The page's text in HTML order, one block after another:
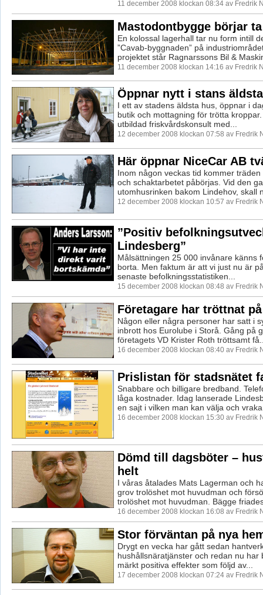
11 december 2008 klockan 08:34 av Fredrik
Mastodontbygge börjar
En kolossal lagerhall tar nu form intill
”Cavab-byggnaden” på
projektet står Ragnarssons Bil &
11 december 2008 klockan 14:16 av Fredrik
Öppnar nytt i stans äldsta
I ett av stadens äldsta hus, öppnar i
butik och mottagning för trötta
utbildad friskvårdskonsult med...
12 december 2008 klockan 07:58 av Fredrik
Här öppnar NiceCar AB
Inom någon veckas tid kommer
och schaktarbetet påbörjas. Vid den
utomhusrinken bakom Lindehov, skall
12 december 2008 klockan 10:57 av Fredrik
”Positiv
Lindesberg”
Målsättningen 25 000 invånare känns
borta. Men faktum är att vi just nu är
senaste befolkningsstatistiken...
15 december 2008 klockan 08:48 av Fredrik
Företagare har tröttnat
Någon eller några personer har satt i
inbrott hos Eurolube i Storå. Gång på
företagets VD Krister Roth tröttsamt
16 december 2008 klockan 08:40 av Fredrik
Prislistan för stadsnätet
Snabbare och billigare bredband.
låga kostnader. Idag lanserade
en sajt i vilken man kan välja och
16 december 2008 klockan 15:30 av Fredrik
Dömd till dagsböter –
helt
I våras åtalades Mats Lagerman och
grov trolöshet mot huvudman och
trolöshet mot huvudman. Bägge
16 december 2008 klockan 16:08 av Fredrik
Stor förväntan på nya
Drygt en vecka har gått sedan
hushållsnäratjänster och redan nu har
märkt positiva effekter som följd av...
17 december 2008 klockan 07:24 av Fredrik